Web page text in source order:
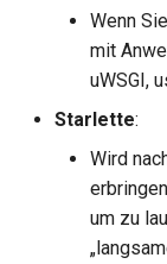
Wenn
mit
uWSGI,
Starlette:
Wird
um zu